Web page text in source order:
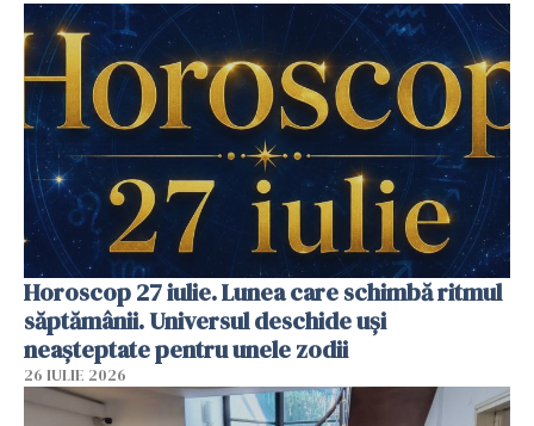
Horoscop 27 iulie. Lunea care schimbă ritmul
săptămânii. Universul deschide uși
neașteptate pentru unele zodii
26 IULIE 2026